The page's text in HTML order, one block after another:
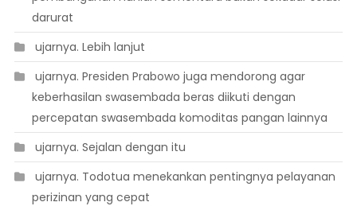
darurat
 ujarnya. Lebih lanjut
 ujarnya. Presiden Prabowo juga mendorong agar
keberhasilan swasembada beras diikuti dengan
percepatan swasembada komoditas pangan lainnya
 ujarnya. Sejalan dengan itu
 ujarnya. Todotua menekankan pentingnya pelayanan
perizinan yang cepat